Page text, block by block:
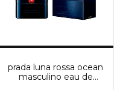
prada luna rossa ocean
masculino eau de